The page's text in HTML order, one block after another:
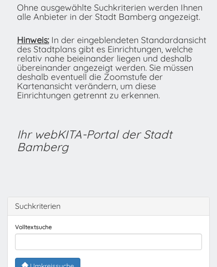
Ohne ausgewählte Suchkriterien werden Ihnen
alle Anbieter in der Stadt Bamberg angezeigt.
Hinweis: In der eingeblendeten Standardansicht
des Stadtplans gibt es Einrichtungen, welche
relativ nahe beieinander liegen und deshalb
übereinander angezeigt werden. Sie müssen
deshalb eventuell die Zoomstufe der
Kartenansicht verändern, um diese
Einrichtungen getrennt zu erkennen.
Ihr webKITA-Portal der Stadt
Bamberg
Suchkriterien
Volltextsuche